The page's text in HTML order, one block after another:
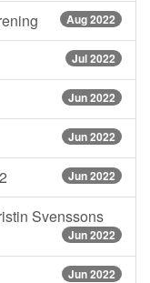
Aug 2022
Jul 2022
Jun 2022
Jun 2022
Jun 2022
Svenssons
Jun 2022
Jun 2022